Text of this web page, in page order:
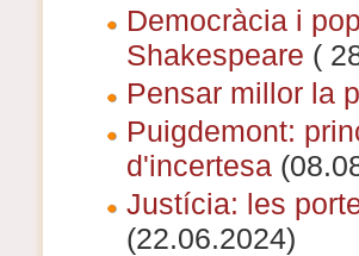
Democràcia i
Shakespeare (
Pensar millor la
Puigdemont:
d'incertesa
Justícia: les
(22.06.2024)